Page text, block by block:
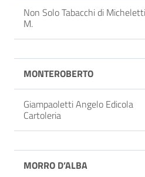
Non Solo Tabacchi di Micheletti
M.
MONTEROBERTO
Giampaoletti Angelo Edicola
Cartoleria
MORRO D’ALBA